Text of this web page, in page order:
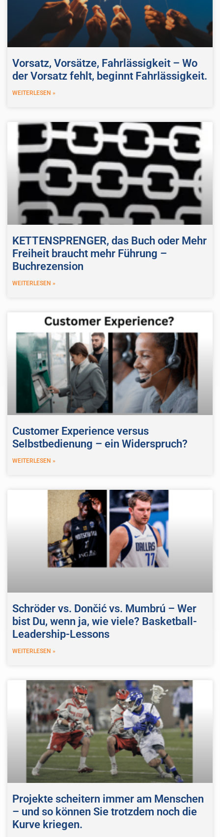
Vorsatz, Vorsätze, Fahrlässigkeit – Wo
der Vorsatz fehlt, beginnt Fahrlässigkeit.
WEITERLESEN »
KETTENSPRENGER, das Buch oder Mehr
Freiheit braucht mehr Führung –
Buchrezension
WEITERLESEN »
Customer Experience versus
Selbstbedienung – ein Widerspruch?
WEITERLESEN »
Schröder vs. Dončić vs. Mumbrú – Wer
bist Du, wenn ja, wie viele? Basketball-
Leadership-Lessons
WEITERLESEN »
Projekte scheitern immer am Menschen
– und so können Sie trotzdem noch die
Kurve kriegen.